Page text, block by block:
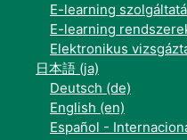
E-learning
E-learning
Elektronikus
日本語 ‎(ja)‎
Deutsch ‎(de)‎
English ‎(en)‎
Español -